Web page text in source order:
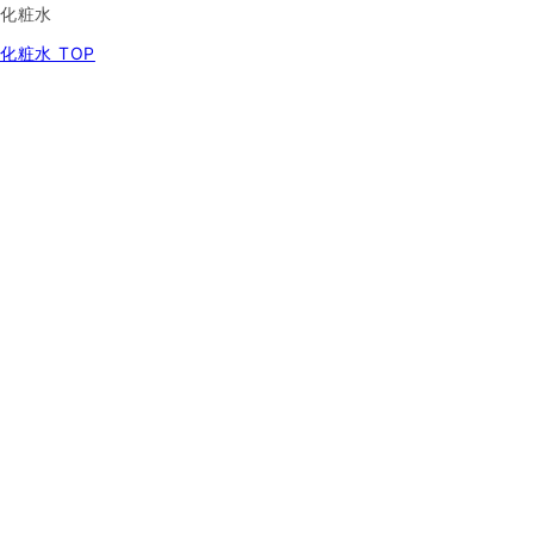
化粧水
化粧水 TOP